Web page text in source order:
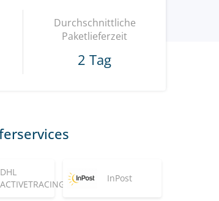
Durchschnittliche
Paketlieferzeit
2 Tag
DHL
ACTIVETRACING
InPost